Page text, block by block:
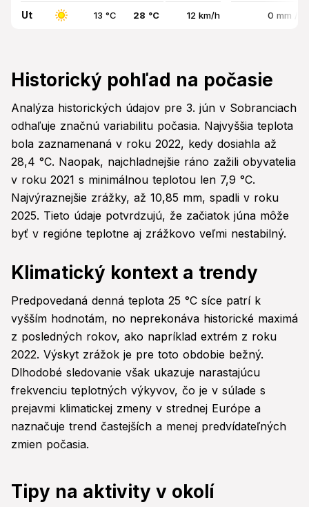
Ut 13 °C 28 °C 12 km/h 0 mm /
Historický pohľad na počasie
Analýza historických údajov pre 3. jún v Sobranciach
odhaľuje značnú variabilitu počasia. Najvyššia teplota
bola zaznamenaná v roku 2022, kedy dosiahla až
28,4 °C. Naopak, najchladnejšie ráno zažili obyvatelia
v roku 2021 s minimálnou teplotou len 7,9 °C.
Najvýraznejšie zrážky, až 10,85 mm, spadli v roku
2025. Tieto údaje potvrdzujú, že začiatok júna môže
byť v regióne teplotne aj zrážkovo veľmi nestabilný.
Klimatický kontext a trendy
Predpovedaná denná teplota 25 °C síce patrí k
vyšším hodnotám, no neprekonáva historické maximá
z posledných rokov, ako napríklad extrém z roku
2022. Výskyt zrážok je pre toto obdobie bežný.
Dlhodobé sledovanie však ukazuje narastajúcu
frekvenciu teplotných výkyvov, čo je v súlade s
prejavmi klimatickej zmeny v strednej Európe a
naznačuje trend častejších a menej predvídateľných
zmien počasia.
Tipy na aktivity v okolí